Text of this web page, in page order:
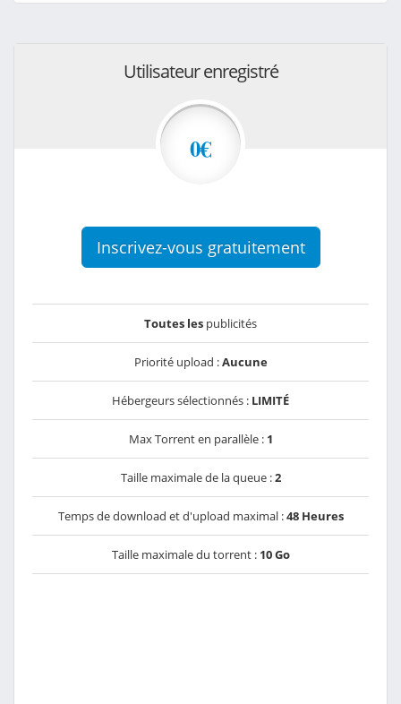
Utilisateur enregistré
0€
Inscrivez-vous gratuitement
Toutes les publicités
Priorité upload :Aucune
Hébergeurs sélectionnés : LIMITÉ
Max Torrent en parallèle : 1
Taille maximale de la queue :2
Temps de download et d'upload maximal :48 Heures
Taille maximale du torrent : 10 Go